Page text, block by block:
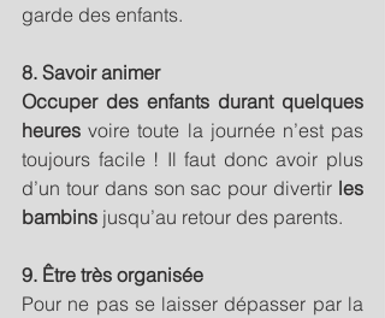
garde des enfants.
8. Savoir animer
Occuper des enfants durant quelques
heures voire toute la journée n’est pas
toujours facile ! Il faut donc avoir plus
d’un tour dans son sac pour divertir les
bambins jusqu’au retour des parents.
9. Être très organisée
Pour ne pas se laisser dépasser par la